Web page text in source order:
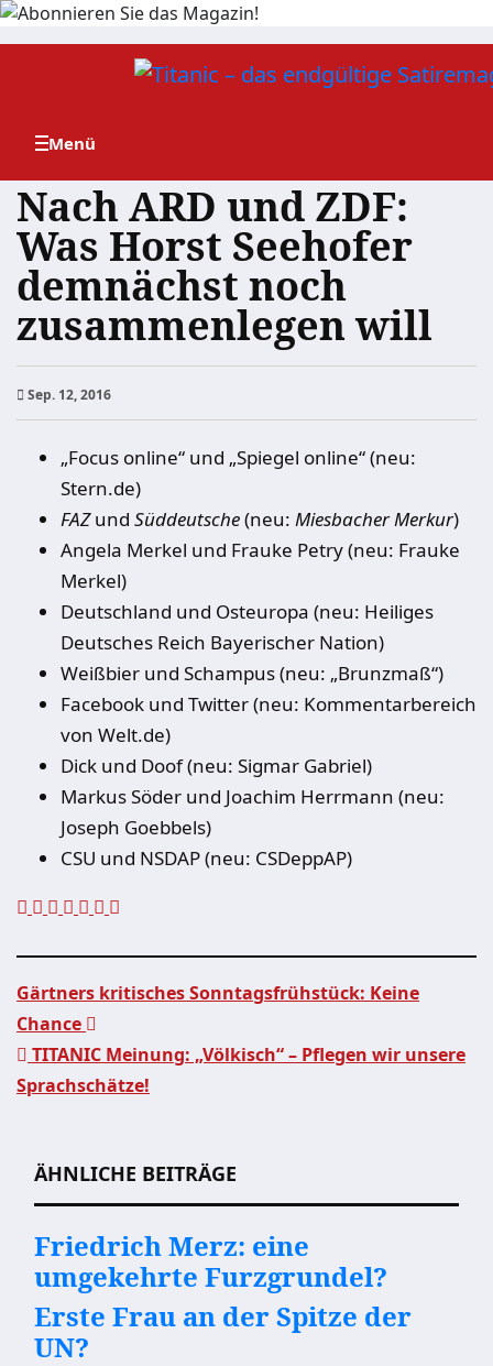
Zum
Nach ARD und ZDF:
Was Horst Seehofer
demnächst noch
zusammenlegen will
Sep. 12, 2016
„Focus online“ und „Spiegel online“ (neu:
Stern.de)
FAZund Süddeutsche(neu: Miesbacher Merkur)
Angela Merkel und Frauke Petry (neu: Frauke
Merkel)
Deutschland und Osteuropa (neu: Heiliges
Deutsches Reich Bayerischer Nation)
Weißbier und Schampus (neu: „Brunzmaß“)
Facebook und Twitter (neu: Kommentarbereich
von Welt.de)
Dick und Doof (neu: Sigmar Gabriel)
Markus Söder und Joachim Herrmann (neu:
Joseph Goebbels)
CSU und NSDAP (neu: CSDeppAP)
Beitragsnavigation
Gärtners kritisches Sonntagsfrühstück: Keine
Chance
TITANIC Meinung: „Völkisch“ – Pflegen wir unsere
Sprachschätze!
ÄHNLICHE BEITRÄGE
Friedrich Merz: eine
umgekehrte Furzgrundel?
Erste Frau an der Spitze der
UN?